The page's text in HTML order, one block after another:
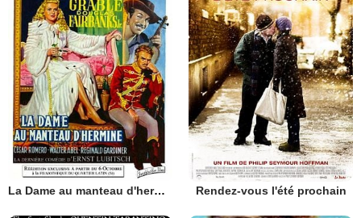
La Dame au manteau d'hermine Rendez-vous l'été prochain